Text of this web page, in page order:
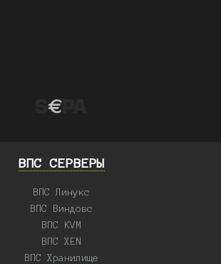
ВПС СЕРВЕРЫ
ВПС Линукс
ВПС Виндовс
ВПС KVM
ВПС XEN
ВПС Хранилище